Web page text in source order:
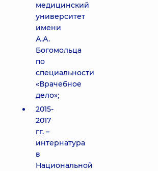
медицинский
университет
имени
А.А.
Богомольца
по
специальности
«Врачебное
дело»;
2015-
2017
гг. –
интернатура
в
Национальной